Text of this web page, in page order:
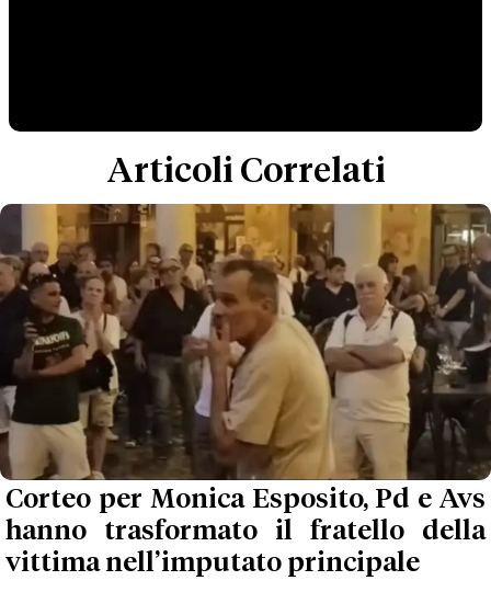
Articoli Correlati
Corteo per Monica Esposito, Pd e Avs
hanno trasformato il fratello della
vittima nell’imputato principale